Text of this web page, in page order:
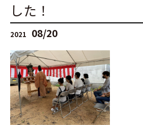
した！
2021 08/20